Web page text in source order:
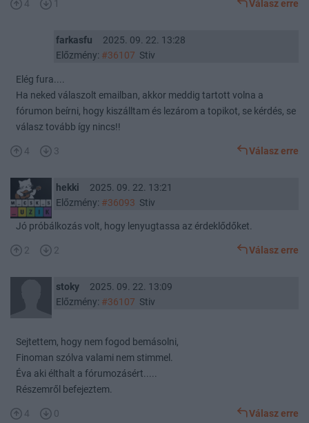
4 1 Válasz erre
farkasfu
2025. 09. 22. 13:28
Előzmény: #36107 Stiv
Elég fura....
Ha neked válaszolt emailban, akkor meddig tartott volna a
fórumon beírni, hogy kiszálltam és lezárom a topikot, se kérdés, se
válasz tovább így nincs!!
4 3 Válasz erre
hekki
2025. 09. 22. 13:21
Előzmény: #36093 Stiv
Jó próbálkozás volt, hogy lenyugtassa az érdeklődőket.
2 2 Válasz erre
stoky
2025. 09. 22. 13:09
Előzmény: #36107 Stiv
Sejtettem, hogy nem fogod bemásolni,
Finoman szólva valami nem stimmel.
Éva aki élthalt a fórumozásért.....
Részemről befejeztem.
4 0 Válasz erre